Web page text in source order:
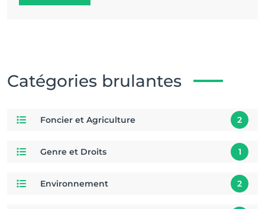
Catégories brulantes
Foncier et Agriculture 2
Genre et Droits 1
Environnement 2